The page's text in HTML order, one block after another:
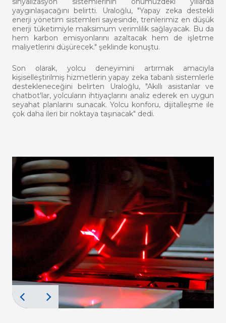
yaygınlaşacağını belirtti. Uraloğlu, "Yapay zeka destekli
enerji yönetim sistemleri sayesinde, trenlerimiz en düşük
enerji tüketimiyle maksimum verimlilik sağlayacak. Bu da
hem karbon emisyonlarını azaltacak hem de işletme
maliyetlerini düşürecek." şeklinde konuştu.
Son olarak, yolcu deneyimini artırmak amacıyla
kişiselleştirilmiş hizmetlerin yapay zeka tabanlı sistemlerle
destekleneceğini belirten Uraloğlu, "Akıllı asistanlar ve
chatbot'lar, yolcuların ihtiyaçlarını analiz ederek en uygun
seyahat planlarını sunacak. Yolcu konforu, dijitalleşme ile
çok daha ileri bir noktaya taşınacak" dedi.